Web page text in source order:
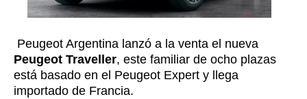
Peugeot Argentina lanzó a la venta el nueva
Peugeot Traveller, este familiar de ocho plazas
está basado en el Peugeot Expert y llega
importado de Francia.